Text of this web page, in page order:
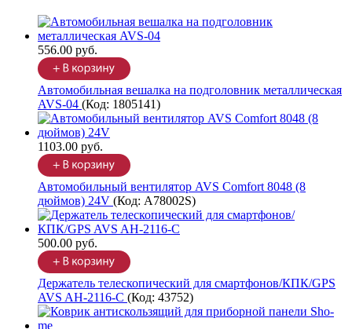
556.00 руб.
Автомобильная вешалка на подголовник металлическая
AVS-04 (Код: 1805141)
1103.00 руб.
Автомобильный вентилятор AVS Comfort 8048 (8
дюймов) 24V (Код: A78002S)
500.00 руб.
Держатель телескопический для смартфонов/КПК/GPS
AVS AH-2116-C (Код: 43752)